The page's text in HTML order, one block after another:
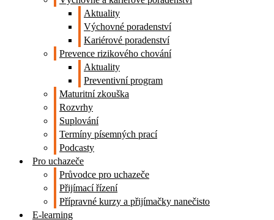
Aktuality
Výchovné poradenství
Kariérové poradenství
Prevence rizikového chování
Aktuality
Preventivní program
Maturitní zkouška
Rozvrhy
Suplování
Termíny písemných prací
Podcasty
Pro uchazeče
Průvodce pro uchazeče
Přijímací řízení
Přípravné kurzy a přijímačky nanečisto
E-learning